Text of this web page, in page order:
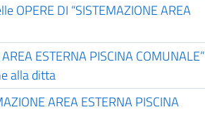
OPERE DI “SISTEMAZIONE AREA
ESTERNA PISCINA COMUNALE”
alla ditta
AREA ESTERNA PISCINA